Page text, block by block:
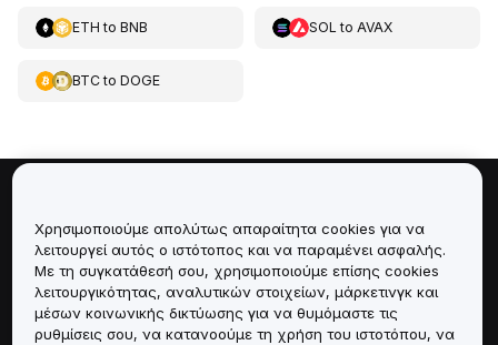
ETH to BNB SOL to AVAX
BTCto DOGE
Υπηρεσίες
Υποστήριξη
Χρησιμοποιούμε απολύτως απαραίτητα cookies για να
λειτουργεί αυτός ο ιστότοπος και να παραμένει ασφαλής.
Με τη συγκατάθεσή σου, χρησιμοποιούμε επίσης cookies
λειτουργικότητας, αναλυτικών στοιχείων, μάρκετινγκ και
μέσων κοινωνικής δικτύωσης για να θυμόμαστε τις
ρυθμίσεις σου, να κατανοούμε τη χρήση του ιστοτόπου, να